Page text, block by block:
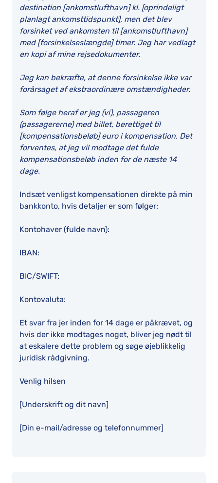
destination [ankomstlufthavn] kl. [oprindeligt
planlagt ankomsttidspunkt], men det blev
forsinket ved ankomsten til [ankomstlufthavn]
med [forsinkelseslængde] timer. Jeg har vedlagt
en kopi af mine rejsedokumenter.
Jeg kan bekræfte, at denne forsinkelse ikke var
forårsaget af ekstraordinære omstændigheder.
Som følge heraf er jeg (vi), passageren
(passagererne) med billet, berettiget til
[kompensationsbeløb] euro i kompensation. Det
forventes, at jeg vil modtage det fulde
kompensationsbeløb inden for de næste 14
dage.
Indsæt venligst kompensationen direkte på min
bankkonto, hvis detaljer er som følger:
Kontohaver (fulde navn):
IBAN:
BIC/SWIFT:
Kontovaluta:
Et svar fra jer inden for 14 dage er påkrævet, og
hvis der ikke modtages noget, bliver jeg nødt til
at eskalere dette problem og søge øjeblikkelig
juridisk rådgivning.
Venlig hilsen
[Underskrift og dit navn]
[Din e-mail/adresse og telefonnummer]